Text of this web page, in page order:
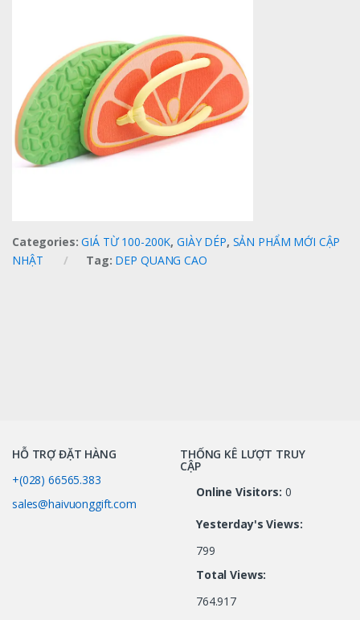
Categories:GIÁ TỪ 100-200K, GIÀY DÉP, SẢN PHẨM MỚI CẬP
NHẬT
Tag: DEP QUANG CAO
HỖ TRỢ ĐẶT HÀNG
+(028) 66565.383
sales@haivuonggift.com
THỐNG KÊ LƯỢT TRUY
CẬP
Online Visitors: 0
Yesterday's Views:
799
Total Views:
764.917